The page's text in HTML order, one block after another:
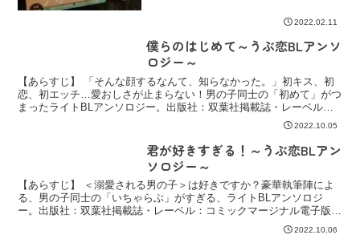
2022.02.11
僕らのはじめて～うぶ恋BLアンソ
ロジー～
【あらすじ】 「そんな顔するなんて、知らなかった。」初キス、初
恋、初エッチ…愛おしさが止まらない！男の子同士の「初めて」がつ
まったライトBLアンソロジー。出版社：双葉社掲載誌・レーベル：
2022.10.05
君が好きすぎる！～うぶ恋BLアン
ソロジー～
【あらすじ】 ＜溺愛される男の子＞は好きですか？豪華執筆陣によ
る、男の子同士の「いちゃらぶ」がすぎる、ライトBLアンソロジ
ー。出版社：双葉社掲載誌・レーベル：コミックマージナル電子版発
2022.10.06